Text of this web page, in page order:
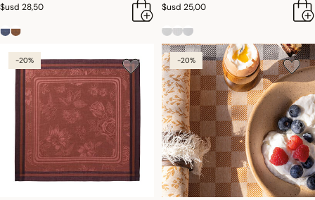
$usd 28,50
$usd 25,00
-20% -20%